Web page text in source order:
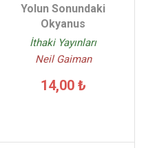
Yolun Sonundaki
Okyanus
İthaki Yayınları
Neil Gaiman
14,00 ₺